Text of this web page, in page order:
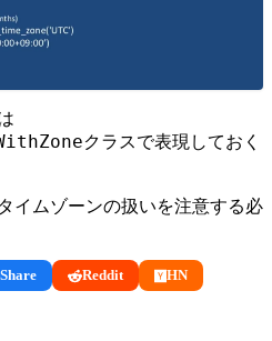
クラスで表現しておく
イムゾーンの扱いを注意する必
Share Reddit HN